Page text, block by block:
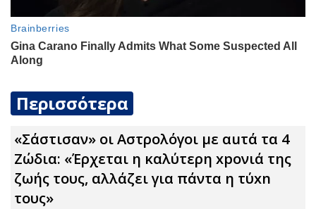
Περισσότερα
«Σάστισαν» οι Αστρολόγοι με αuτά τα 4
Zώδια: «Έρχεται η καλύτερη xpoνιά της
ζωής τους, αλλάζει για πάντα η τύxn
τους»